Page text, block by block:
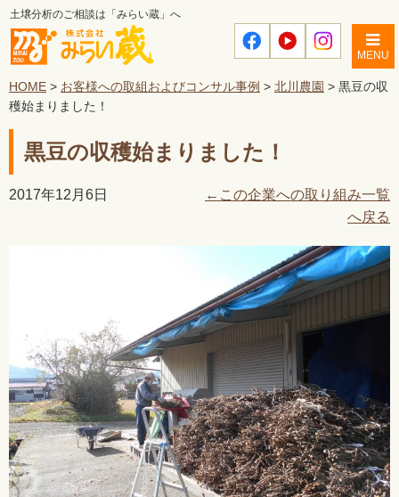
土壌分析のご相談は「みらい蔵」へ
MENU
HOME > お客様への取組およびコンサル事例 > 北川農園 > 黒豆の収
穫始まりました！
黒豆の収穫始まりました！
2017年12月6日
←この企業への取り組み一覧
へ戻る